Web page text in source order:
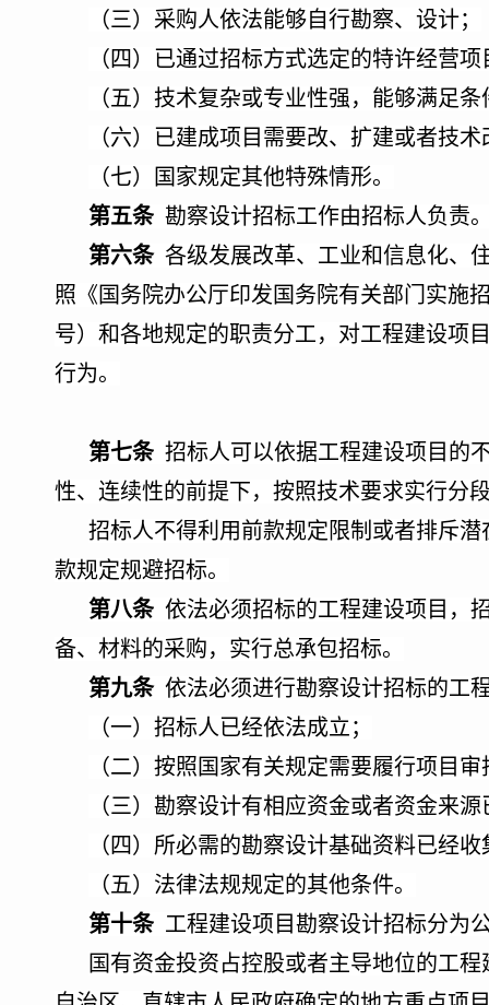
（三）采购人依法能够自行勘察、设计；
（四）已通过招标方式选定的特许经营
（五）技术复杂或专业性强，能够满足
（六）已建成项目需要改、扩建或者技
（七）国家规定其他特殊情形。
第五条 勘察设计招标工作由招标人负责
第六条 各级发展改革、工业和信息化、
照《国务院办公厅印发国务院有关部门实施
号）和各地规定的职责分工，对工程建设项
行为。
第七条 招标人可以依据工程建设项目的
性、连续性的前提下，按照技术要求实行分
招标人不得利用前款规定限制或者排斥
款规定规避招标。
第八条 依法必须招标的工程建设项目，
备、材料的采购，实行总承包招标。
第九条 依法必须进行勘察设计招标的工
（一）招标人已经依法成立；
（二）按照国家有关规定需要履行项目
（三）勘察设计有相应资金或者资金来
（四）所必需的勘察设计基础资料已经
（五）法律法规规定的其他条件。
第十条 工程建设项目勘察设计招标分为
国有资金投资占控股或者主导地位的工